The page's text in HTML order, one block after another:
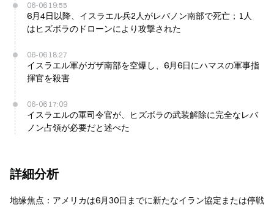
06-06 19:55
6月4日以降、イスラエル兵2人がレバノン南部で死亡；1人
はヒズボラのドローンにより攻撃された
06-06 18:27
イスラエル軍がガザ南部を空爆し、6月6日にハマスの軍事指
揮官を殺害
06-06 17:09
イスラエルの軍司令官が、ヒズボラの武装解除に完全なレバ
ノン占領が必要だと述べた
詳細分析
地缘焦点：アメリカは6月30日までに新たなイラン協定または停戦